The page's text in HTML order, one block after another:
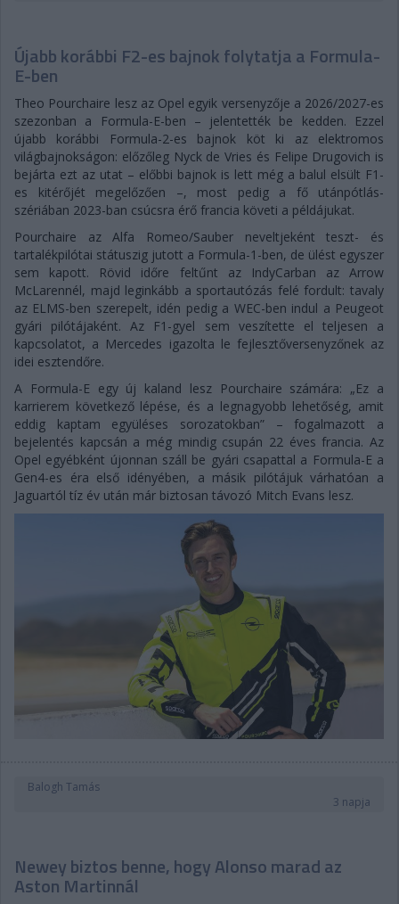
Újabb korábbi F2-es bajnok folytatja a Formula-
E-ben
Theo Pourchaire lesz az Opel egyik versenyzője a 2026/2027-es
szezonban a Formula-E-ben – jelentették be kedden. Ezzel
újabb korábbi Formula-2-es bajnok köt ki az elektromos
világbajnokságon: előzőleg Nyck de Vries és Felipe Drugovich is
bejárta ezt az utat – előbbi bajnok is lett még a balul elsült F1-
es kitérőjét megelőzően –, most pedig a fő utánpótlás-
szériában 2023-ban csúcsra érő francia követi a példájukat.
Pourchaire az Alfa Romeo/Sauber neveltjeként teszt- és
tartalékpilótai státuszig jutott a Formula-1-ben, de ülést egyszer
sem kapott. Rövid időre feltűnt az IndyCarban az Arrow
McLarennél, majd leginkább a sportautózás felé fordult: tavaly
az ELMS-ben szerepelt, idén pedig a WEC-ben indul a Peugeot
gyári pilótájaként. Az F1-gyel sem veszítette el teljesen a
kapcsolatot, a Mercedes igazolta le fejlesztőversenyzőnek az
idei esztendőre.
A Formula-E egy új kaland lesz Pourchaire számára: „Ez a
karrierem következő lépése, és a legnagyobb lehetőség, amit
eddig kaptam együléses sorozatokban” – fogalmazott a
bejelentés kapcsán a még mindig csupán 22 éves francia. Az
Opel egyébként újonnan száll be gyári csapattal a Formula-E a
Gen4-es éra első idényében, a másik pilótájuk várhatóan a
Jaguartól tíz év után már biztosan távozó Mitch Evans lesz.
Balogh Tamás
3 napja
Newey biztos benne, hogy Alonso marad az
Aston Martinnál